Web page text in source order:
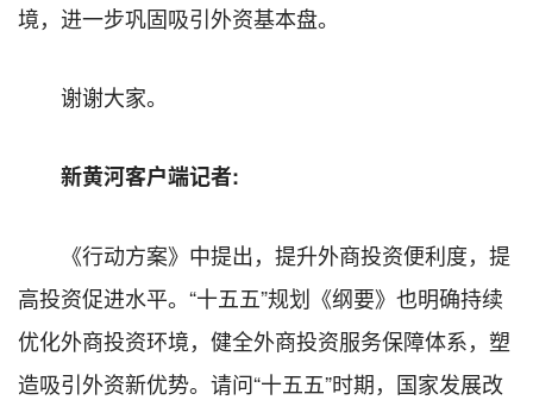
境，进一步巩固吸引外资基本盘。
谢谢大家。
新黄河客户端记者:
《行动方案》中提出，提升外商投资便利度，提
高投资促进水平。“十五五”规划《纲要》也明确持续
优化外商投资环境，健全外商投资服务保障体系，塑
造吸引外资新优势。请问“十五五”时期，国家发展改